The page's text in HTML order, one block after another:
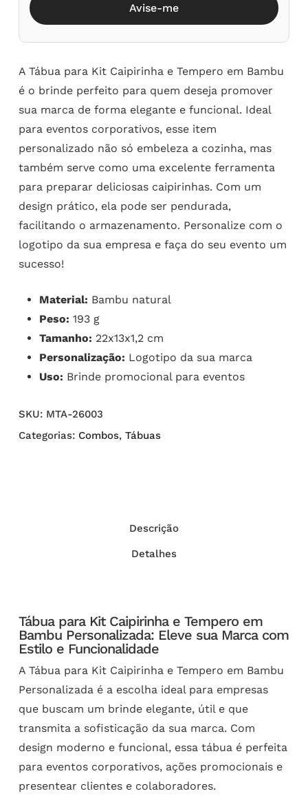
Avise-me
A Tábua para Kit Caipirinha e Tempero em Bambu
é o brinde perfeito para quem deseja promover
sua marca de forma elegante e funcional. Ideal
para eventos corporativos, esse item
personalizado não só embeleza a cozinha, mas
também serve como uma excelente ferramenta
para preparar deliciosas caipirinhas. Com um
design prático, ela pode ser pendurada,
facilitando o armazenamento. Personalize com o
logotipo da sua empresa e faça do seu evento um
sucesso!
Material: Bambu natural
Peso: 193 g
Tamanho: 22x13x1,2 cm
Personalização: Logotipo da sua marca
Uso: Brinde promocional para eventos
SKU: MTA-26003
Categorias: Combos, Tábuas
Descrição
Detalhes
Tábua para Kit Caipirinha e Tempero em
Bambu Personalizada: Eleve sua Marca com
Estilo e Funcionalidade
A Tábua para Kit Caipirinha e Tempero em Bambu
Personalizada é a escolha ideal para empresas
que buscam um brinde elegante, útil e que
transmita a sofisticação da sua marca. Com
design moderno e funcional, essa tábua é perfeita
para eventos corporativos, ações promocionais e
presentear clientes e colaboradores.